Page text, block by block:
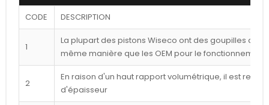
CODE DESCRIPTION
1
La plupart des pistons Wiseco ont des goupilles
même manière que les OEM pour le
2
En raison d'un haut rapport volumétrique, il est
d'épaisseur